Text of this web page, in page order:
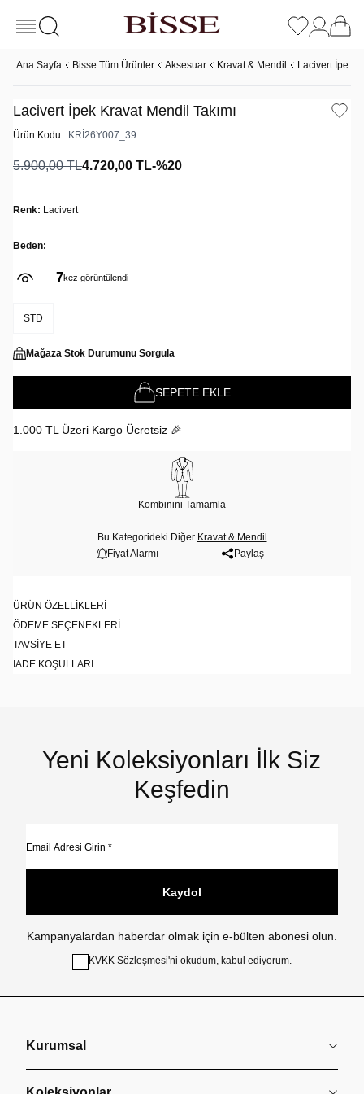
Ana Sayfa Bisse Tüm Ürünler Aksesuar Kravat & Mendil Lacivert İpek
Lacivert İpek Kravat Mendil Takımı
Ürün Kodu : KRİ26Y007_39
5.900,00TL4.720,00 TL-%20
Renk: Lacivert
Beden:
7kez görüntülendi
STD
Mağaza Stok Durumunu Sorgula
SEPETE EKLE
1.000 TL Üzeri Kargo Ücretsiz 🎉
Kombinini Tamamla
Bu Kategorideki Diğer Kravat & Mendil
Fiyat Alarmı
Paylaş
ÜRÜN ÖZELLIKLERI
ÖDEME SEÇENEKLERI
TAVSIYE ET
İADE KOŞULLARI
Yeni Koleksiyonları İlk Siz
Keşfedin
Kaydol
Kampanyalardan haberdar olmak için e-bülten abonesi olun.
KVKK Sözleşmesi'ni okudum, kabul ediyorum.
Kurumsal